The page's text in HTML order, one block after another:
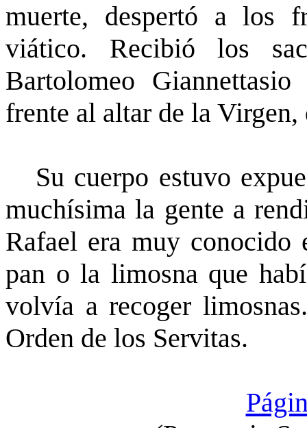
muerte, despertó a los
viático. Recibió los
Bartolomeo
frente al altar de la Virgen,
Su cuerpo estuvo
muchísima la gente a
Rafael era muy conocido
pan o la limosna que
volvía a recoger
Orden de los Servitas.